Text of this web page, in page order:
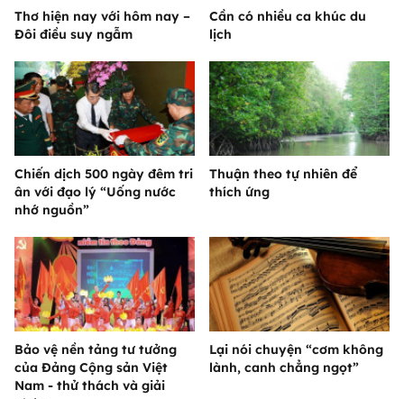
Thơ hiện nay với hôm nay –
Đôi điều suy ngẫm
Cần có nhiều ca khúc du
lịch
Chiến dịch 500 ngày đêm tri
ân với đạo lý “Uống nước
nhớ nguồn”
Thuận theo tự nhiên để
thích ứng
Bảo vệ nền tảng tư tưởng
của Đảng Cộng sản Việt
Nam - thử thách và giải
Lại nói chuyện “cơm không
lành, canh chẳng ngọt”